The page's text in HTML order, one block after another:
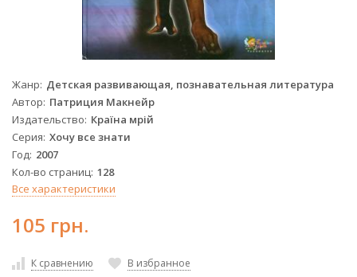
Жанр Детская развивающая, познавательная литература
Автор Патриция Макнейр
Издательство Країна мрій
Серия Хочу все знати
Год 2007
Кол-во страниц 128
Все характеристики
105 грн.
К сравнению В избранное